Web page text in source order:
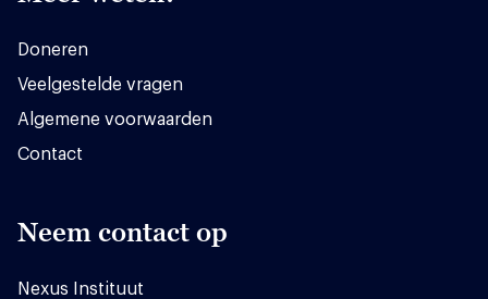
Doneren
Veelgestelde vragen
Algemene voorwaarden
Contact
Neem contact op
Nexus Instituut